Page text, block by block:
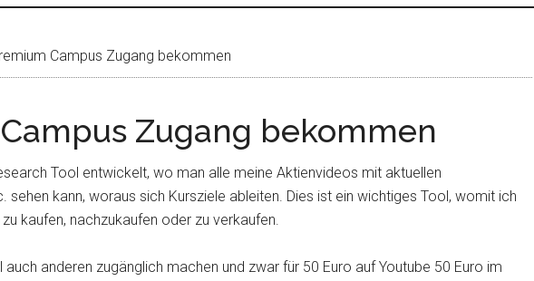
Campus Zugang bekommen
Zugang bekommen
Tool entwickelt, wo man alle meine Aktienvideos mit aktuellen
sehen kann, woraus sich Kursziele ableiten. Dies ist ein wichtiges Tool, womit ich
kaufen, nachzukaufen oder zu verkaufen.
anderen zugänglich machen und zwar für 50 Euro auf Youtube 50 Euro im